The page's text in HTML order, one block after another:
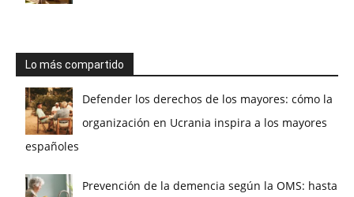
Lo más compartido
Defender los derechos de los mayores: cómo la
organización en Ucrania inspira a los mayores
españoles
Prevención de la demencia según la OMS: hasta